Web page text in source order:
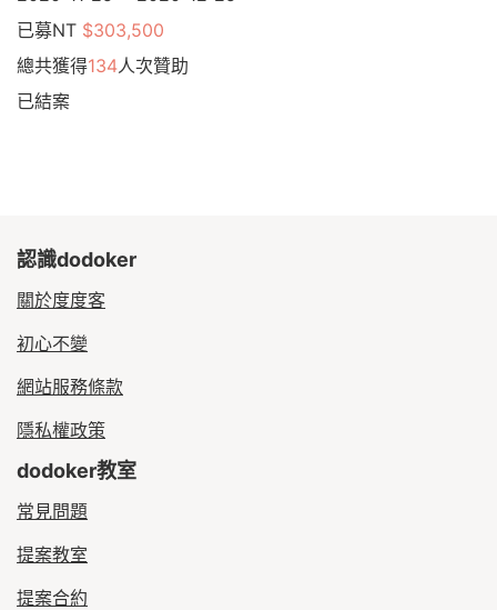
已募NT $303,500
總共獲得134人次贊助
已結案
認識dodoker
關於度度客
初心不變
網站服務條款
隱私權政策
dodoker教室
常見問題
提案教室
提案合約